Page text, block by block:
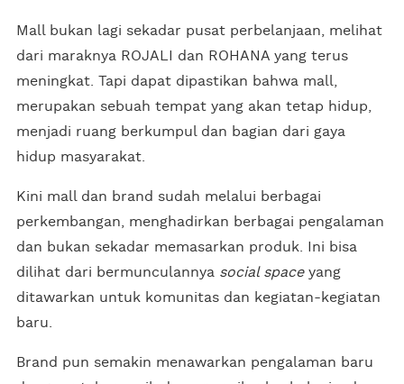
Mall bukan lagi sekadar pusat perbelanjaan, melihat
dari maraknya ROJALI dan ROHANA yang terus
meningkat. Tapi dapat dipastikan bahwa mall,
merupakan sebuah tempat yang akan tetap hidup,
menjadi ruang berkumpul dan bagian dari gaya
hidup masyarakat.
Kini mall dan brand sudah melalui berbagai
perkembangan, menghadirkan berbagai pengalaman
dan bukan sekadar memasarkan produk. Ini bisa
dilihat dari bermunculannya social spaceyang
ditawarkan untuk komunitas dan kegiatan-kegiatan
baru.
Brand pun semakin menawarkan pengalaman baru